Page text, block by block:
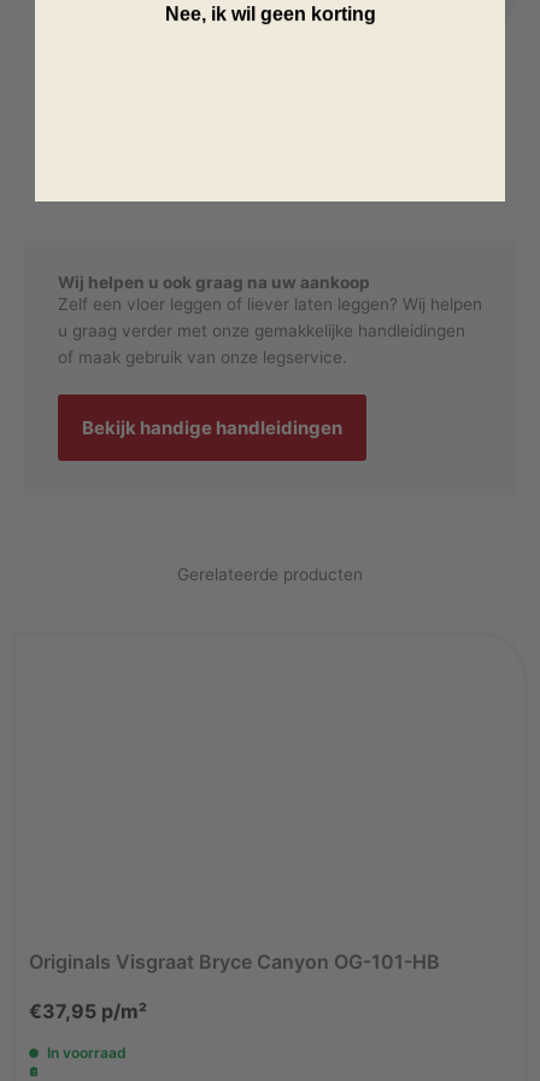
Wij helpen u ook graag na uw aankoop
Zelf een vloer leggen of liever laten leggen? Wij helpen
u graag verder met onze gemakkelijke handleidingen
of maak gebruik van onze legservice.
Bekijk handige handleidingen
Gerelateerde producten
Originals Visgraat Bryce Canyon OG-101-HB
€37,95 p/m²
In voorraad
Nee, ik wil geen korting